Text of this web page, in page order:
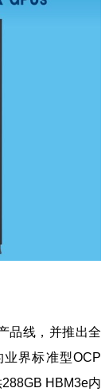
品线，并推出全
界标准型OCP
HBM3e内